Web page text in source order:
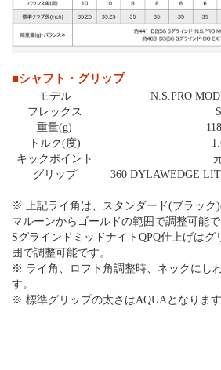
■シャフト・グリップ
モデル
N.S.PRO
フレックス
S
重量(g)
トルク(度)
キックポイント
グリップ
360 DYLAWEDGE
※ 上記ライ角は、スタンダード(ブラック
マルーンからゴールドの範囲で調整可能で
SグラインドミッドナイトQPQ仕上げは
囲で調整可能です。
※ ライ角、ロフト角調整時、ネックにし
す。
※ 標準グリップの太さはAQUAとなります